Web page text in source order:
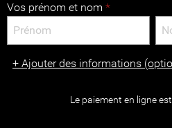
Vos prénom et nom *
+ Ajouter des informations
Le paiement en ligne